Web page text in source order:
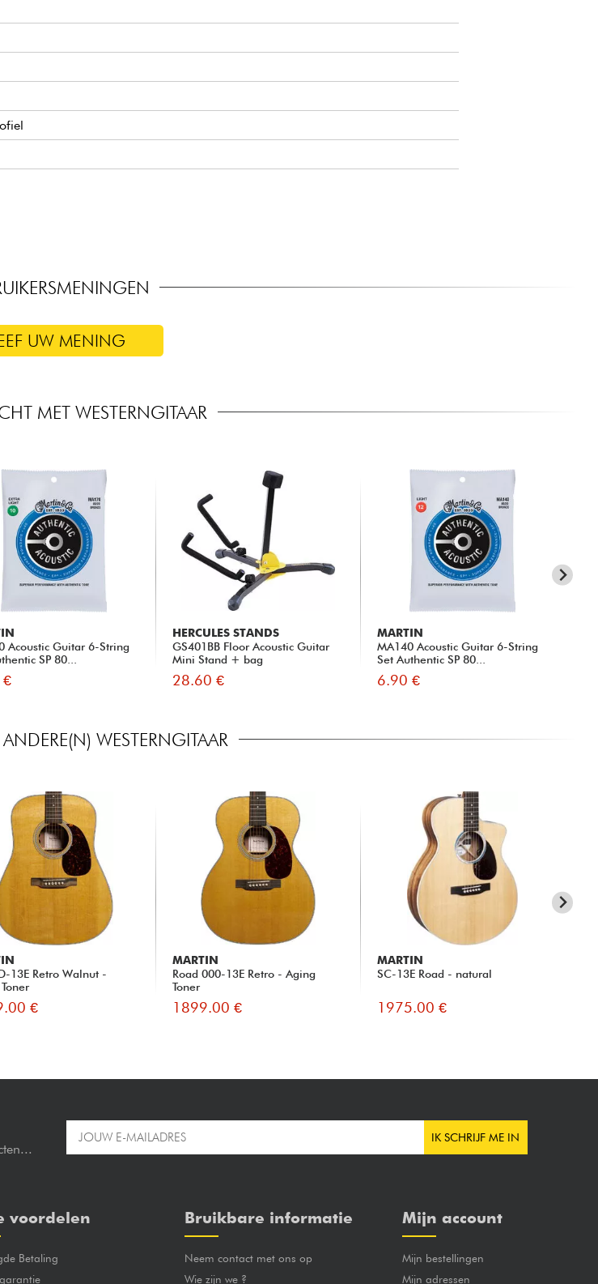
UW MENING
MET WESTERNGITAAR
Acoustic Guitar 6-String
SP 80...
€
HERCULES STANDS
GS401BB Floor Acoustic Guitar
Mini Stand + bag
28.60 €
MARTIN
MA140 Acoustic Guitar 6-String
Set Authentic SP 80...
6.90 €
WESTERNGITAAR
13E Retro Walnut -
€
MARTIN
Road 000-13E Retro - Aging
Toner
1899.00 €
MARTIN
SC-13E Road - natural
1975.00 €
IK SCHRIJF ME IN
voordelen
Betaling
Bruikbare informatie
Neem contact met ons op
Wie zijn we ?
Mijn account
Mijn bestellingen
Mijn adressen